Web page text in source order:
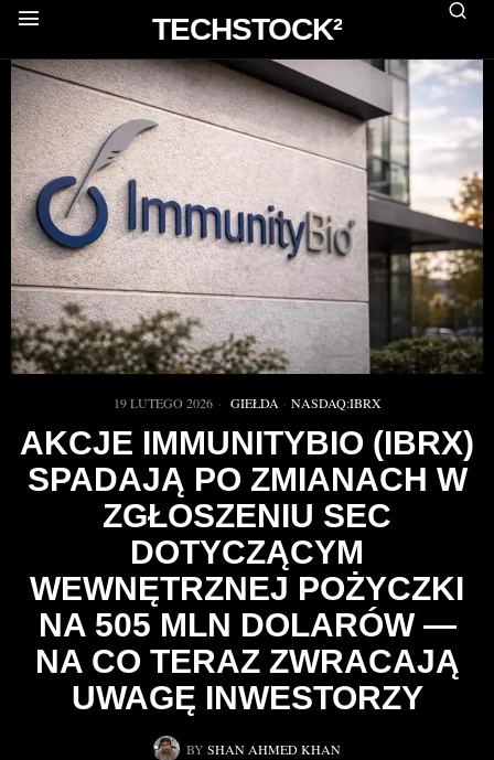
TECHSTOCK²
19 LUTEGO 2026 GIEŁDA · NASDAQ:IBRX
AKCJE IMMUNITYBIO (IBRX)
SPADAJĄ PO ZMIANACH W
ZGŁOSZENIU SEC
DOTYCZĄCYM
WEWNĘTRZNEJ POŻYCZKI
NA 505 MLN DOLARÓW —
NA CO TERAZ ZWRACAJĄ
UWAGĘ INWESTORZY
BY SHAN AHMED KHAN